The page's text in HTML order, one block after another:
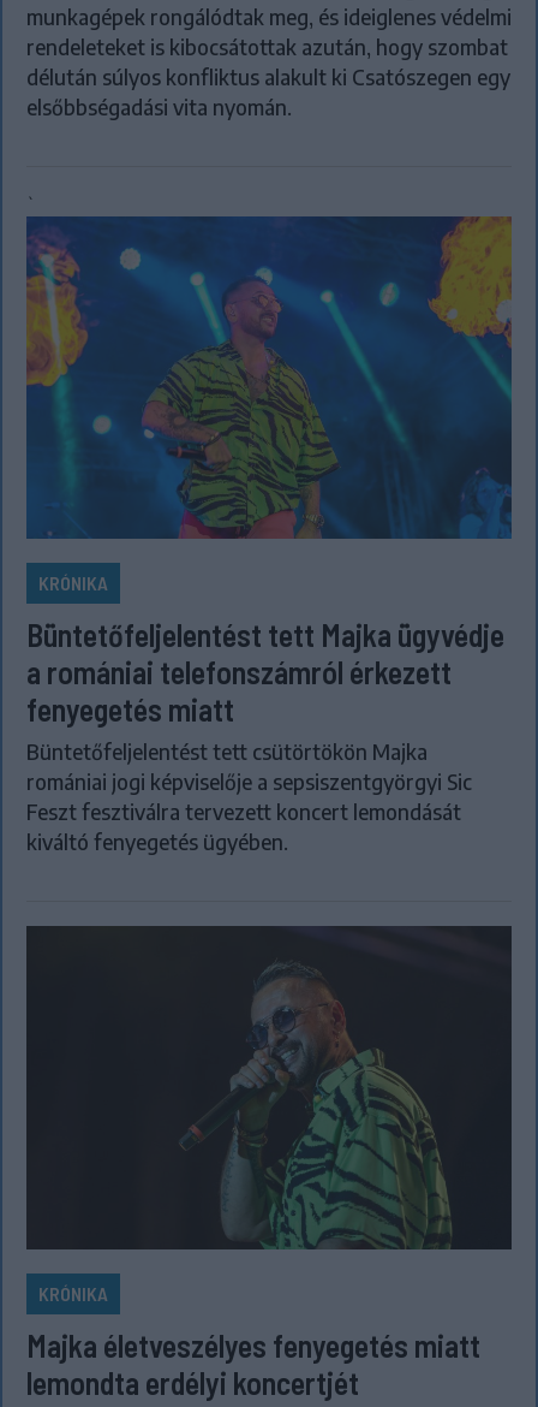
munkagépek rongálódtak meg, és ideiglenes védelmi
rendeleteket is kibocsátottak azután, hogy szombat
délután súlyos konfliktus alakult ki Csatószegen egy
elsőbbségadási vita nyomán.
`
KRÓNIKA
Büntetőfeljelentést tett Majka ügyvédje
a romániai telefonszámról érkezett
fenyegetés miatt
Büntetőfeljelentést tett csütörtökön Majka
romániai jogi képviselője a sepsiszentgyörgyi Sic
Feszt fesztiválra tervezett koncert lemondását
kiváltó fenyegetés ügyében.
KRÓNIKA
Majka életveszélyes fenyegetés miatt
lemondta erdélyi koncertjét